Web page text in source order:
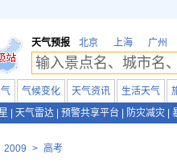
天气预报 北京 上海 广州
气候变化 天气资讯 生活天气
天气雷达 预警共享平台 防灾减灾
2009 > 高考